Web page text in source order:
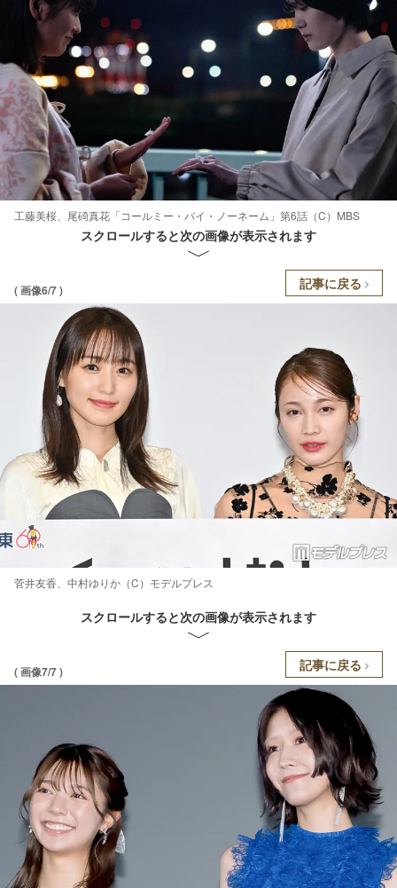
工藤美桜、尾碕真花「コールミー・バイ・ノーネーム」第6話（C）MBS
スクロールすると次の画像が表示されます
( 画像6/7 ) 記事に戻る
菅井友香、中村ゆりか（C）モデルプレス
スクロールすると次の画像が表示されます
( 画像7/7 ) 記事に戻る